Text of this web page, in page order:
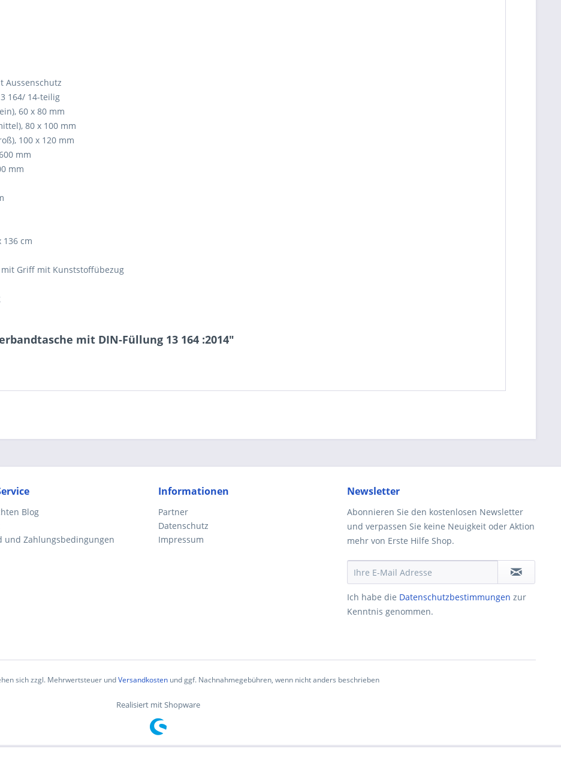
Aussenschutz
164/ 14-teilig
60 x 80 mm
80 x 100 mm
100 x 120 mm
mm
mm
136 cm
mit Griff mit Kunststoffübezug
mit DIN-Füllung 13 164 :2014"
Blog
und Zahlungsbedingungen
Informationen
Partner
Datenschutz
Impressum
Newsletter
Abonnieren Sie den kostenlosen Newsletter
und verpassen Sie keine Neuigkeit oder Aktion
mehr von Erste Hilfe Shop.
Ich habe die Datenschutzbestimmungen zur
Kenntnis genommen.
sich zzgl. Mehrwertsteuer undVersandkosten und ggf. Nachnahmegebühren, wenn nicht anders beschrieben
Realisiert mit Shopware